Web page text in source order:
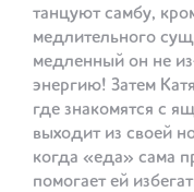
танцуют самбу,
медлительного
медленный он не
энергию! Затем
где знакомятся с
выходит из своей
когда «еда» сама
помогает ей